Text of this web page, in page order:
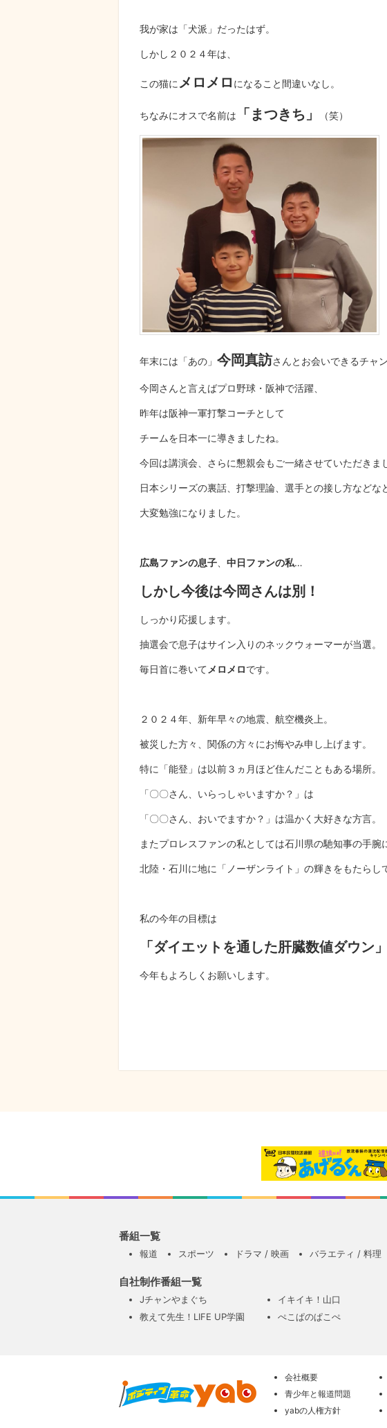
我が家は「犬派」だったはず。
しかし２０２４年は、
この猫にメロメロ になること間違いなし。
ちなみにオスで名前は 「まつきち」 （笑）
年末には「あの」 今岡真訪さんとお会いできるチャン
今岡さんと言えばプロ野球・阪神で活躍、
昨年は阪神一軍打撃コーチとして
チームを日本一に導きましたね。
今回は講演会、さらに懇親会もご一緒させていただきま
日本シリーズの裏話、打撃理論、選手との接し方などな
大変勉強になりました。
広島ファンの息子 中日ファンの私…
しかし今後は今岡さんは別！
しっかり応援します。
抽選会で息子はサイン入りのネックウォーマーが当選。
毎日首に巻いて メロメロです。
２０２４年、新年早々の地震、航空機炎上。
被災した方々、関係の方々にお悔やみ申し上げます。
特に「能登」は以前３ヵ月ほど住んだこともある場所。
「〇〇さん、いらっしゃいますか？」は
「〇〇さん、おいでますか？」は温かく大好きな方言。
またプロレスファンの私としては石川県の馳知事の手腕
北陸・石川に地に「ノーザンライト」の輝きをもたらし
私の今年の目標は
「ダイエットを通した肝臓数値ダウン」
今年もよろしくお願いします。
番組一覧
報道 スポーツ ドラマ / 映画 バラエティ / 料理
自社制作番組一覧
Jチャンやまぐち イキイキ！山口
教えて先生！LIFE UP学園
ぺこぱのぱこぺ
会社概要
青少年と報道問題
yabの人権方針